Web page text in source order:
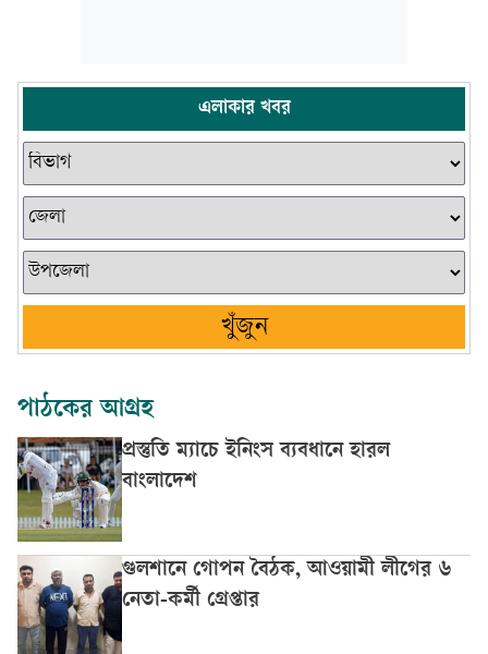
এলাকার খবর
খুঁজুন
পাঠকের আগ্রহ
প্রস্তুতি ম্যাচে ইনিংস ব্যবধানে হারল
বাংলাদেশ
গুলশানে গোপন বৈঠক, আওয়ামী লীগের ৬
নেতা-কর্মী গ্রেপ্তার